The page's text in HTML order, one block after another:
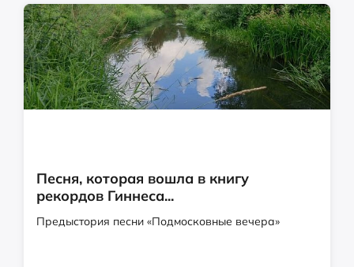
Песня, которая вошла в книгу
рекордов Гиннеса...
Предыстория песни «Подмосковные вечера»